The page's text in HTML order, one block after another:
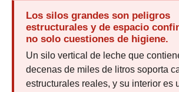
Los silos grandes son peligros
estructurales y de espacio
no solo cuestiones de higiene.
Un silo vertical de leche que
decenas de miles de litros soporta
estructurales reales, y su interior es